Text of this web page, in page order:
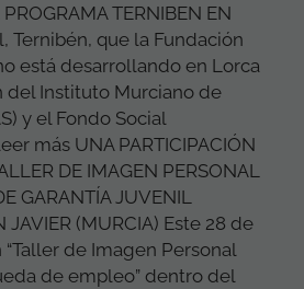
TERNIBEN EN
Ternibén, que la Fundación
está desarrollando en Lorca
del Instituto Murciano de
y el Fondo Social
más UNA PARTICIPACIÓN
DE IMAGEN PERSONAL
GARANTÍA JUVENIL
JAVIER (MURCIA) Este 28 de
de Imagen Personal
de empleo” dentro del